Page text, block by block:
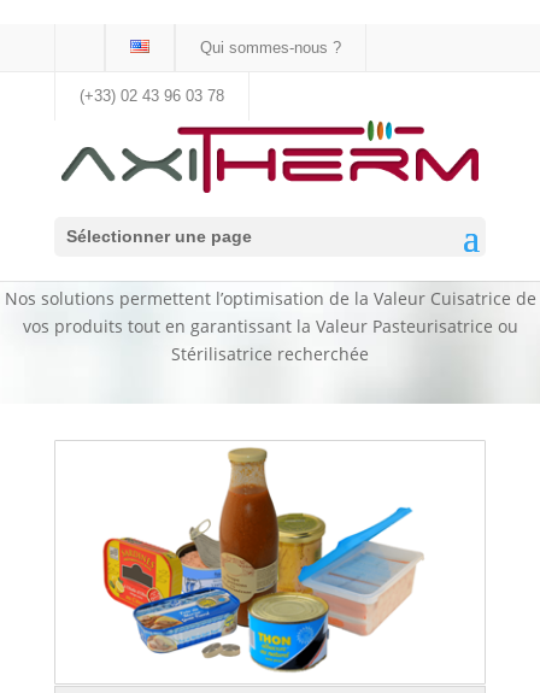
Qui sommes-nous ?
(+33) 02 43 96 03 78
Sélectionner une page
Quand votre métier rencontre
notre savoir-faire
Nos solutions permettent l’optimisation de la Valeur Cuisatrice de
vos produits tout en garantissant la Valeur Pasteurisatrice ou
Stérilisatrice recherchée